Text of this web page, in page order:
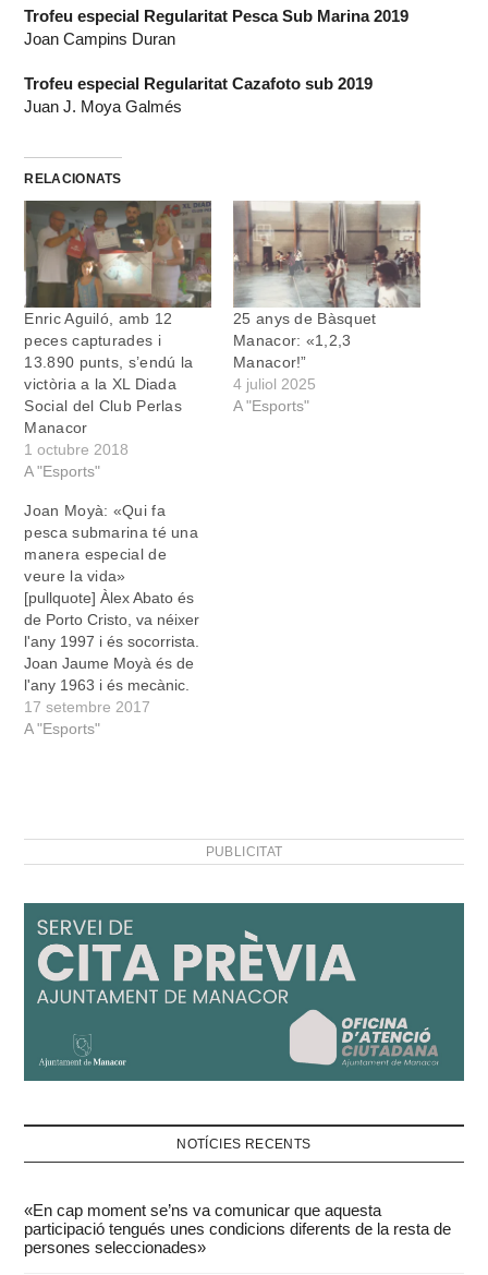
Trofeu especial Regularitat Pesca Sub Marina 2019
Joan Campins Duran
Trofeu especial Regularitat Cazafoto sub 2019
Juan J. Moya Galmés
RELACIONATS
Enric Aguiló, amb 12
peces capturades i
13.890 punts, s’endú la
victòria a la XL Diada
Social del Club Perlas
Manacor
1 octubre 2018
A "Esports"
25 anys de Bàsquet
Manacor: «1,2,3
Manacor!”
4 juliol 2025
A "Esports"
Joan Moyà: «Qui fa
pesca submarina té una
manera especial de
veure la vida»
[pullquote] Àlex Abato és
de Porto Cristo, va néixer
l'any 1997 i és socorrista.
Joan Jaume Moyà és de
l'any 1963 i és mecànic.
Comparteixen la passió
per la pesca submarina i
[/pullquote]Situau-nos en
17 setembre 2017
A "Esports"
PUBLICITAT
NOTÍCIES RECENTS
«En cap moment se’ns va comunicar que aquesta
participació tengués unes condicions diferents de la resta de
persones seleccionades»